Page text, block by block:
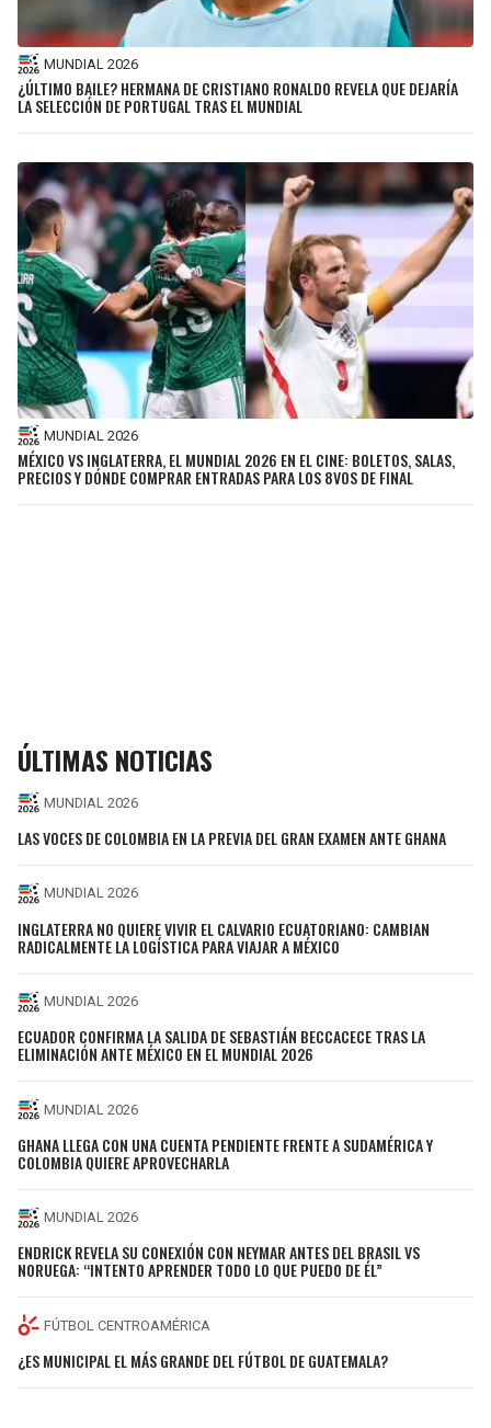
MUNDIAL 2026
¿ÚLTIMO BAILE? HERMANA DE CRISTIANO RONALDO REVELA QUE DEJARÍA
LA SELECCIÓN DE PORTUGAL TRAS EL MUNDIAL
MUNDIAL 2026
MÉXICO VS INGLATERRA, EL MUNDIAL 2026 EN EL CINE: BOLETOS, SALAS,
PRECIOS Y DÓNDE COMPRAR ENTRADAS PARA LOS 8VOS DE FINAL
ÚLTIMAS NOTICIAS
MUNDIAL 2026
LAS VOCES DE COLOMBIA EN LA PREVIA DEL GRAN EXAMEN ANTE GHANA
MUNDIAL 2026
INGLATERRA NO QUIERE VIVIR EL CALVARIO ECUATORIANO: CAMBIAN
RADICALMENTE LA LOGÍSTICA PARA VIAJAR A MÉXICO
MUNDIAL 2026
ECUADOR CONFIRMA LA SALIDA DE SEBASTIÁN BECCACECE TRAS LA
ELIMINACIÓN ANTE MÉXICO EN EL MUNDIAL 2026
MUNDIAL 2026
GHANA LLEGA CON UNA CUENTA PENDIENTE FRENTE A SUDAMÉRICA Y
COLOMBIA QUIERE APROVECHARLA
MUNDIAL 2026
ENDRICK REVELA SU CONEXIÓN CON NEYMAR ANTES DEL BRASIL VS
NORUEGA: “INTENTO APRENDER TODO LO QUE PUEDO DE ÉL”
FÚTBOL CENTROAMÉRICA
¿ES MUNICIPAL EL MÁS GRANDE DEL FÚTBOL DE GUATEMALA?